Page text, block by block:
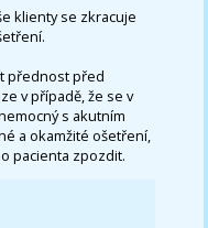
klienty se zkracuje
přednost před
v případě, že se v
s akutním
a okamžité ošetření,
pacienta zpozdit.